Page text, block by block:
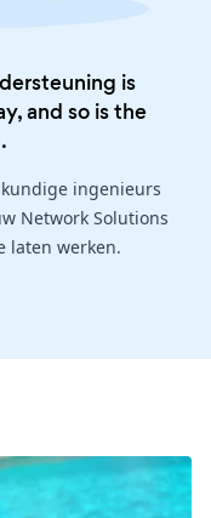
is
and so is the
.
ingenieurs
Network Solutions
laten werken.